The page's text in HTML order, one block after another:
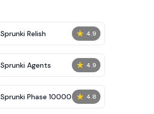
★ 4.9
Sprunki Relish
★ 4.9
Sprunki Agents
★ 4.8
Sprunki Phase 10000